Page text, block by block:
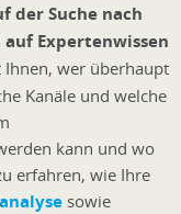
der Suche nach
Expertenwissen
Ihnen, wer überhaupt
Kanäle und welche
kann und wo
erfahren, wie Ihre
sowie